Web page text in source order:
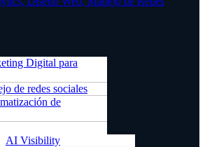
Digital para
de redes sociales
de
AI Visibility